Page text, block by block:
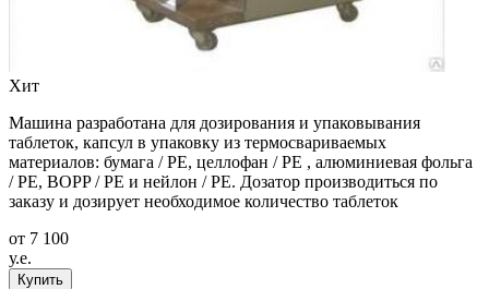
Хит
Машина разработана для дозирования и упаковывания
таблеток, капсул в упаковку из термосвариваемых
материалов: бумага / PE, целлофан / PE , алюминиевая фольга
/ PE, BOPP / PE и нейлон / PE. Дозатор производиться по
заказу и дозирует необходимое количество таблеток
от 7 100
у.е.
Купить